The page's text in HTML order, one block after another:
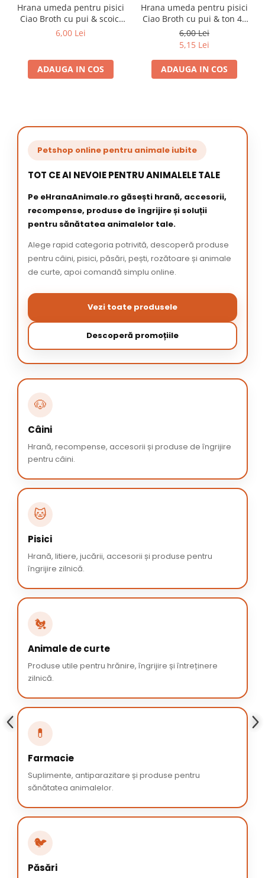
Hrana umeda pentru pisici
Ciao Broth cu pui & scoici
40 gr
6,00 Lei
ADAUGA IN COS
Hrana umeda pentru pisici
Ciao Broth cu pui & ton 40
gr
6,00 Lei
5,15 Lei
ADAUGA IN COS
Petshop online pentru animale iubite
TOT CE AI NEVOIE PENTRU ANIMALELE TALE
Pe eHranaAnimale.ro găsești hrană, accesorii,
recompense, produse de îngrijire și soluții
pentru sănătatea animalelor tale.
Alege rapid categoria potrivită, descoperă produse
pentru câini, pisici, păsări, pești, rozătoare și animale
de curte, apoi comandă simplu online.
Vezi toate produsele
Descoperă promoțiile
🐶
Câini
Hrană, recompense, accesorii și produse de îngrijire
pentru câini.
🐱
Pisici
Hrană, litiere, jucării, accesorii și produse pentru
îngrijire zilnică.
🐔
Animale de curte
Produse utile pentru hrănire, îngrijire și întreținere
zilnică.
💊
Farmacie
Suplimente, antiparazitare și produse pentru
sănătatea animalelor.
🐦
Păsări